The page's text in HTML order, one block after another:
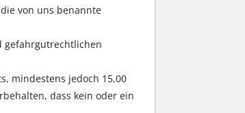
von uns benannte
gefahrgutrechtlichen
mindestens jedoch 15,00
dass kein oder ein